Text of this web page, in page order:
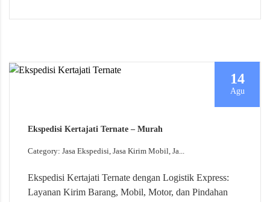
14
Agu
Ekspedisi Kertajati Ternate – Murah
Category: Jasa Ekspedisi, Jasa Kirim Mobil, Ja...
Ekspedisi Kertajati Ternate dengan Logistik Express:
Layanan Kirim Barang, Mobil, Motor, dan Pindahan